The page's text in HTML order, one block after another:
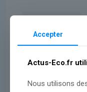
Accepter
Actus-Eco.fr
Nous utilisons